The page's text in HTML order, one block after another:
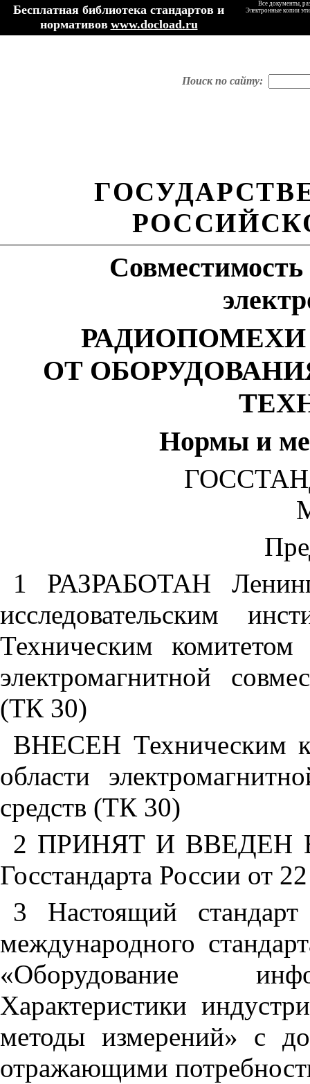
Бесплатная библиотека стандартов и
нормативов www.docload.ru
Все документы,
Электронные копии
Поиск по сайту:
Совместимость
ОТ
Нормы и
1 РАЗРАБОТАН
исследовательским
Техническим
электромагнитной
(ТК 30)
ВНЕСЕН Техническим
области
средств (ТК 30)
2 ПРИНЯТ И ВВЕДЕН В
Госстандарта России от
3 Настоящий стандарт
международного
«Оборудование
Характеристики
методы измерений» с
отражающими